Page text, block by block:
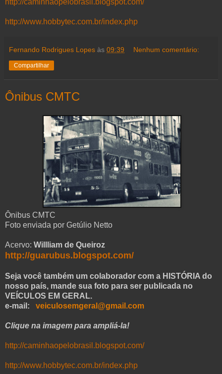
http://www.hobbytec.com.br/index.php
Fernando Rodrigues Lopes às 09:39 Nenhum comentário:
Compartilhar
Ônibus CMTC
Ônibus CMTC
Foto enviada por Getúlio Netto
Acervo: Willliam de Queiroz
http://guarubus.blogspot.com/
Seja você também um colaborador com a HISTÓRIA do
nosso país, mande sua foto para ser publicada no
VEÍCULOS EM GERAL.
e-mail: veiculosemgeral@gmail.com
Clique na imagem para ampliá-la!
http://caminhaopelobrasil.blogspot.com/
http://www.hobbytec.com.br/index.php